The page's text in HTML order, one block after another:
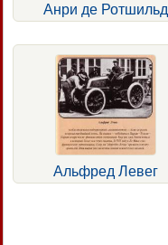
Анри де Ротшильд
Альфред Левег